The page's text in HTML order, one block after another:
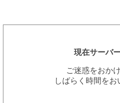
現在サーバ
ご迷惑をおか
しばらく時間を